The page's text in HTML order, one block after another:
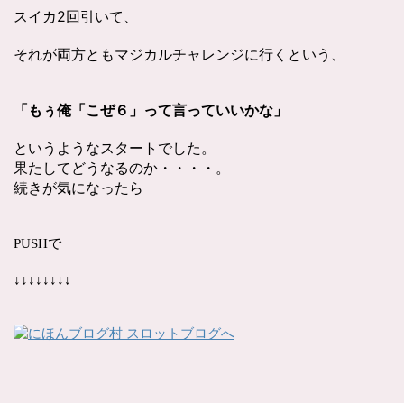
スイカ2回引いて、
それが両方ともマジカルチャレンジに行くという、
「もぅ俺「こぜ６」って言っていいかな」
というようなスタートでした。
果たしてどうなるのか・・・・。
続きが気になったら
PUSHで
↓↓↓↓↓↓↓↓